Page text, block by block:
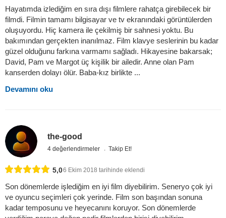
Hayatımda izlediğim en sıra dışı filmlere rahatça girebilecek bir
filmdi. Filmin tamamı bilgisayar ve tv ekranındaki görüntülerden
oluşuyordu. Hiç kamera ile çekilmiş bir sahnesi yoktu. Bu
bakımından gerçekten inanılmaz. Film klavye seslerinin bu kadar
güzel olduğunu farkına varmamı sağladı. Hikayesine bakarsak;
David, Pam ve Margot üç kişilik bir ailedir. Anne olan Pam
kanserden dolayı ölür. Baba-kız birlikte ...
Devamını oku
the-good
4 değerlendirmeler Takip Et!
5,06 Ekim 2018 tarihinde eklendi
Son dönemlerde işlediğim en iyi film diyebilirim. Seneryo çok iyi
ve oyuncu seçimleri çok yerinde. Film son başından sonuna
kadar temposunu ve heyecanını koruyor. Son dönemlerde